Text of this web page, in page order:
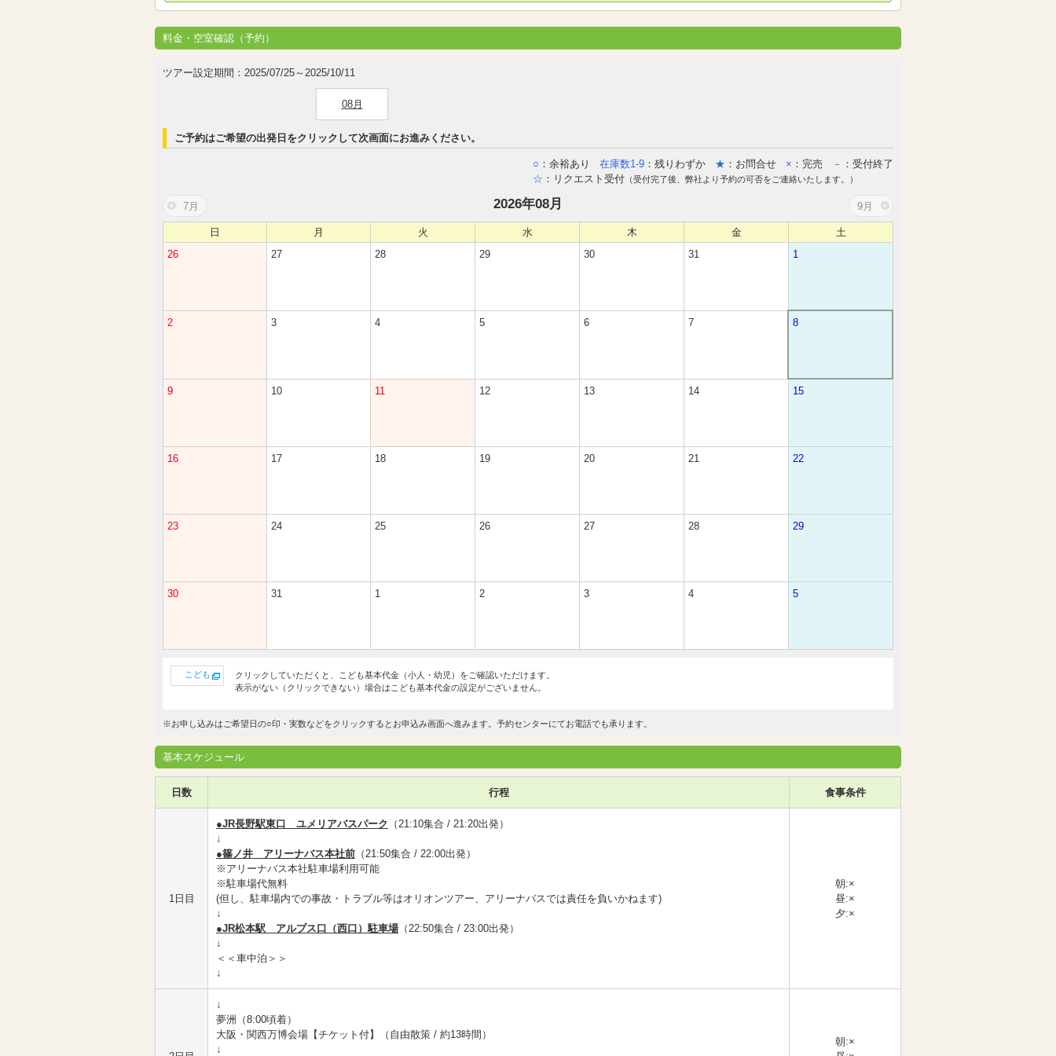
料金・空室確認（予約）
ツアー設定期間：2025/07/25～2025/10/11
08月
ご予約はご希望の出発日をクリックして次画面にお進みください。
○ ：余裕あり 在庫数1-9 ：残りわずか ★ ：お問合せ × ：完売 － ：受付終了
☆ ：リクエスト受付 （受付完了後、弊社より予約の可否をご連絡いたします。）
2026年08月
7月 9月
日 月 火 水 木 金
土
26
27 28 29 30 31 1
2 3 4 5 6 7 8
9 10 11 12 13 14 15
16 17 18 19 20 21 22
23 24 25 26 27 28 29
30 31 1 2 3 4 5
こども
クリックしていただくと、こども基本代金（小人・幼児）をご確認いただけます。
表示がない（クリックできない）場合はこども基本代金の設定がございません。
※お申し込みはご希望日の○印・実数などをクリックするとお申込み画面へ進みます。予約センターにてお電話でも承ります。
基本スケジュール
日数 行程 食事条件
1日目
●JR長野駅東口 ユメリアバスパーク （21:10集合 / 21:20出発）
↓
●篠ノ井 アリーナバス本社前 （21:50集合 / 22:00出発）
※アリーナバス本社駐車場利用可能
※駐車場代無料
(但し、駐車場内での事故・トラブル等はオリオンツアー、アリーナバスでは責任を負いかねます)
↓
●JR松本駅 アルプス口（西口）駐車場（22:50集合 / 23:00出発）
↓
＜＜車中泊＞＞
↓
朝:×
昼:×
夕:×
↓
夢洲（8:00頃着）
大阪・関西万博会場【チケット付】（自由散策 / 約13時間）
↓
朝:×